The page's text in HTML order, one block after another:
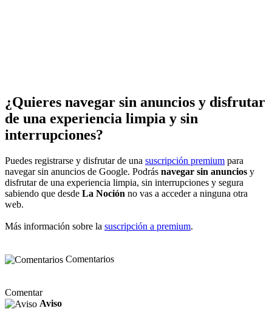
¿Quieres navegar sin anuncios y disfrutar
de una experiencia limpia y sin
interrupciones?
Puedes registrarse y disfrutar de una suscripción premium para
navegar sin anuncios de Google. Podrás navegar sin anuncios y
disfrutar de una experiencia limpia, sin interrupciones y segura
sabiendo que desde La Noción no vas a acceder a ninguna otra
web.
Más información sobre la suscripción a premium.
Comentarios
Comentar
Aviso